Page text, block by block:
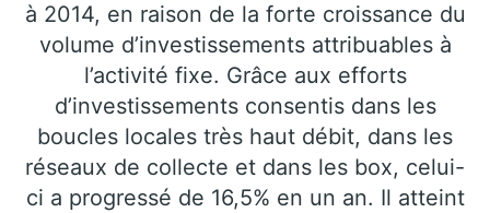
à 2014, en raison de la forte croissance du
volume d’investissements attribuables à
l’activité fixe. Grâce aux efforts
d’investissements consentis dans les
boucles locales très haut débit, dans les
réseaux de collecte et dans les box, celui-
ci a progressé de 16,5% en un an. Il atteint